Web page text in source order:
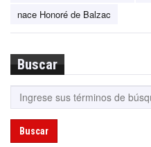
nace Honoré de Balzac
Buscar
Buscar